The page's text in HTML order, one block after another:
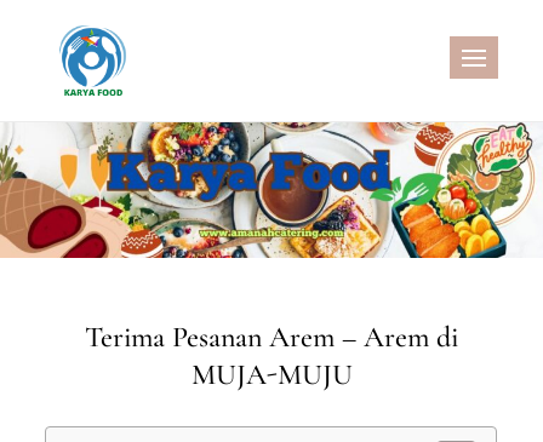
MELAYANI CATERING DENGAN
PERNIKAHAN, JASA AQIQAH
MURAH, NASI KOTAK SEHAT, NASI
KOTAK WISATA, SNACK BOX
MURAH, SNACK TAJIL
Terima Pesanan Arem – Arem di
MUJA-MUJU